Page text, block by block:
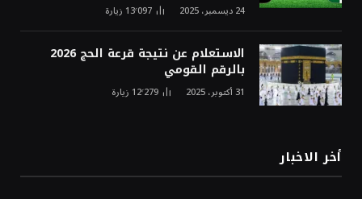
24 ديسمبر، 2025 13٬097 زيارة
الاستعلام عن نتيجة قرعة الحج 2026
بالرقم القومي
31 أكتوبر، 2025 12٬279 زيارة
أخر الاخبار